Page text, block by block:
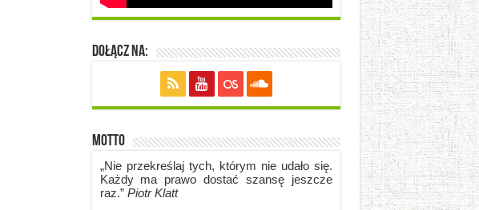
Dołącz na:
Motto
„Nie przekreślaj tych, którym nie udało się.
Każdy ma prawo dostać szansę jeszcze
raz.” Piotr Klatt